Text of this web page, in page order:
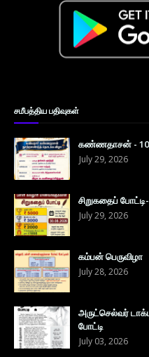
சமீபத்திய பதிவுகள்
கண்ணதாசன் -
July 29, 2026
சிறுகதைப்
July 29, 2026
கம்பன் பெருவிழா
July 28, 2026
அருட்செல்வர்
போட்டி
July 03, 2026